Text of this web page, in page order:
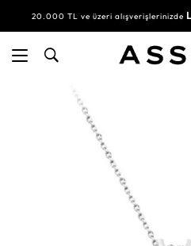
20.000 TL ve üzeri alışverişlerinizde